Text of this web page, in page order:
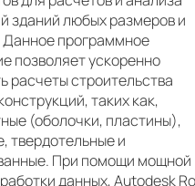
зданий любых размеров и
программное
позволяет ускоренно
расчеты строительства
таких как,
(оболочки, пластины),
твердотельные и
При помощи мощной
данных, Autodesk